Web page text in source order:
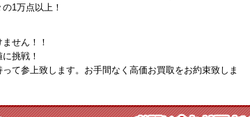
1万点以上！
せん！！
挑戦！
て参上致します。お手間なく高価お買取をお約束致しま